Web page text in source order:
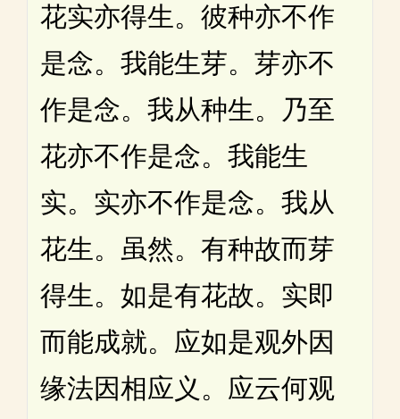
花实亦得生。彼种亦不作
是念。我能生芽。芽亦不
作是念。我从种生。乃至
花亦不作是念。我能生
实。实亦不作是念。我从
花生。虽然。有种故而芽
得生。如是有花故。实即
而能成就。应如是观外因
缘法因相应义。应云何观